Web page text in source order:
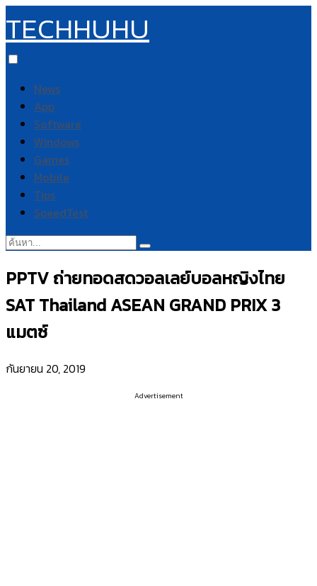
TECHHUHU
News
App
Software
Windows
Games
Mobile
Tips
SpeedTest
ค้นหา:
PPTV ถ่ายทอดสดวอลเลย์บอลหญิงไทย
SAT Thailand ASEAN GRAND PRIX 3
แมตซ์
กันยายน 20, 2019
Advertisement